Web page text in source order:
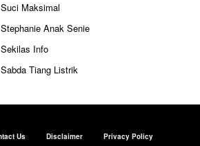
Maksimal
Anak Senie
Info
Tiang Listrik
Us Disclaimer Privacy Policy